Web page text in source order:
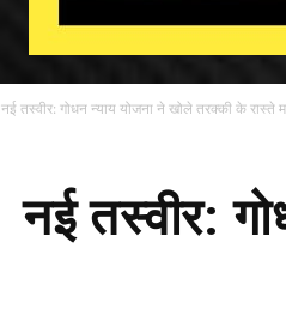
नई तस्वीर: गोधन न्याय योजना ने खोले तरक्की के रास्ते
नई तस्वीर: